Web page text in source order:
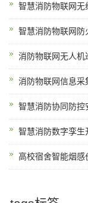
智慧消防物联网无
智慧消防物联网防
消防物联网无人机
消防物联网信息采
智慧消防协同防控
智慧消防数字孪生
高校宿舍智能烟感